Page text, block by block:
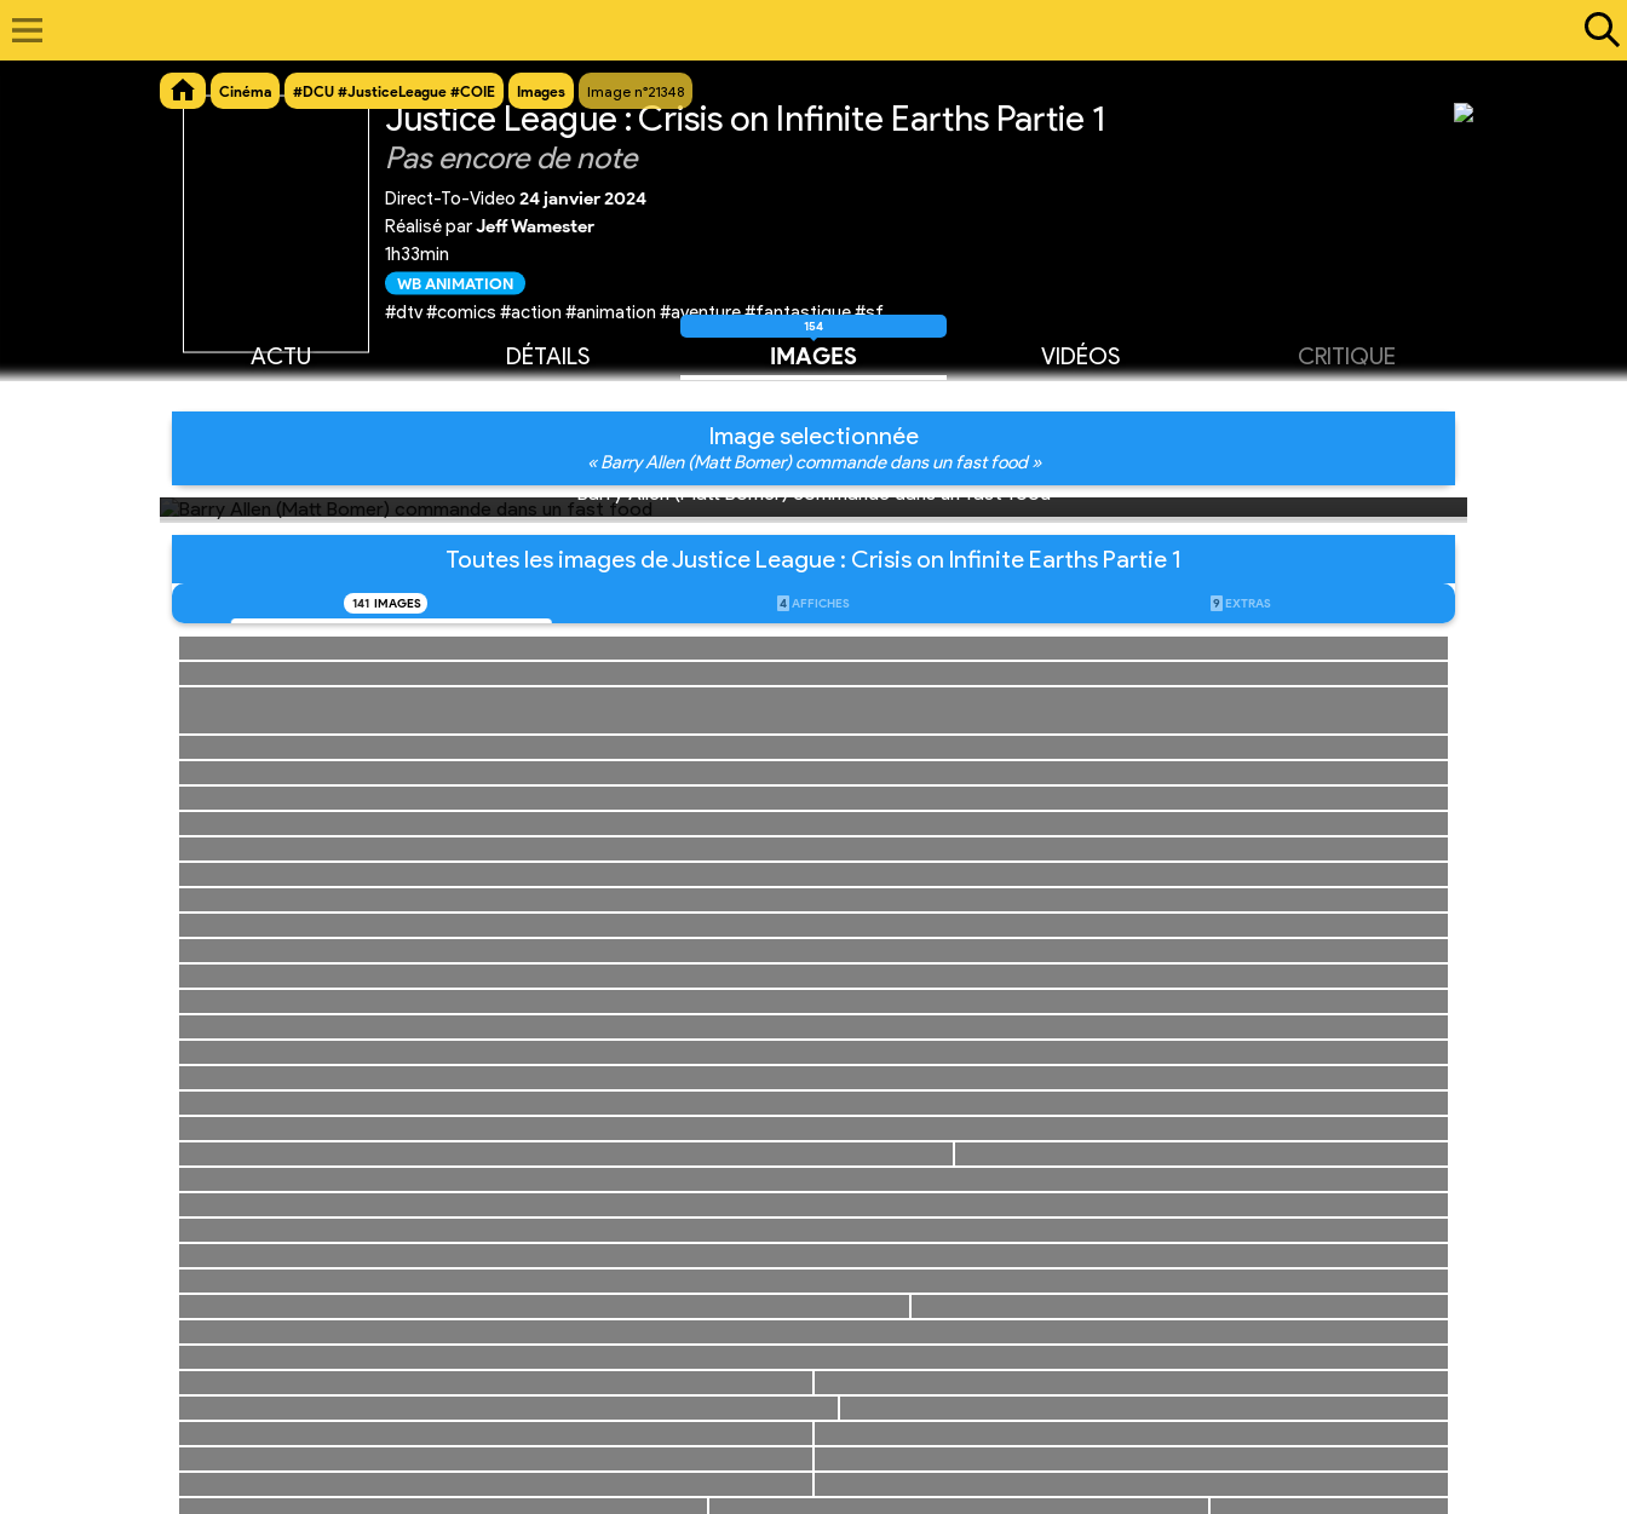
Cinéma #DCU #JusticeLeague #COIE Images Image n°21348
Justice League : Crisis on Infinite Earths Partie 1
Pas encore de note
Direct-To-Video 24 janvier 2024
Réalisé parJeff Wamester
1h33min
WB ANIMATION
#dtv #comics #action #animation #aventure #fantastique #sf
ACTU DÉTAILS IMAGES
154
VIDÉOS CRITIQUE
Image selectionnée
« Barry Allen (Matt Bomer) commande dans un fast food »
Barry Allen (Matt Bomer) commande dans un fast food
Toutes les images de Justice League : Crisis on Infinite Earths Partie 1
141 IMAGES 4 AFFICHES 9 EXTRAS